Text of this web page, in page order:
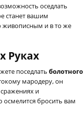
оседлать
станет вашим
живописным и в то же
Руках
поседлать болотного
мародеру, он
и
осмелится бросить вам